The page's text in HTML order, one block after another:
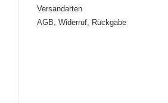
Versandarten
AGB, Widerruf, Rückgabe